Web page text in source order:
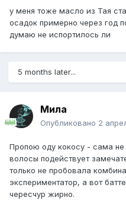
у меня тоже масло из Тая
осадок примерно через год
думаю не испортилось ли
5 months later...
Мила
Опубликовано 2
Пропою оду кокосу - сама
волосы подействует
только не пробовала
экспериментатор, а вот
чересчур жирно.